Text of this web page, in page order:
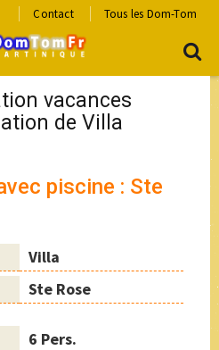
Contact Tous les Dom-Tom
vacances
de Villa
piscine : Ste
Villa
Ste Rose
6 Pers.